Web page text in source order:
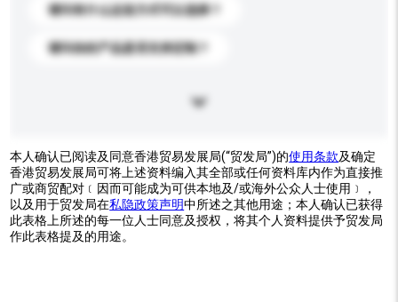
请问有什么运送方式可以选择？
请问你的产品是否支持定制？
本人确认已阅读及同意香港贸易发展局(“贸发局”)的使用条款及确定
香港贸易发展局可将上述资料编入其全部或任何资料库内作为直接推
广或商贸配对﹝因而可能成为可供本地及/或海外公众人士使用﹞，
以及用于贸发局在私隐政策声明中所述之其他用途；本人确认已获得
此表格上所述的每一位人士同意及授权，将其个人资料提供予贸发局
作此表格提及的用途。